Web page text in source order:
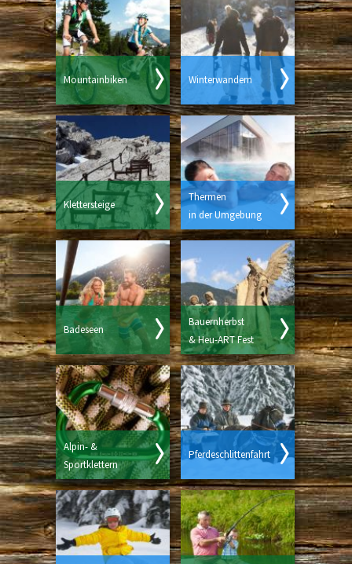
Mountainbiken Winterwandern
Klettersteige
Thermen
in der Umgebung
Badeseen
Bauernherbst
& Heu-ART Fest
Alpin- &
Sportklettern
Pferdeschlittenfahrt